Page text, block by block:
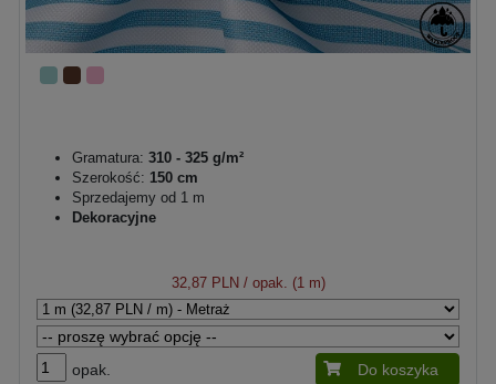
Gramatura: 310 - 325 g/m²
Szerokość: 150 cm
Sprzedajemy od 1 m
Dekoracyjne
32,87 PLN/ opak. (1 m)
opak. Do koszyka